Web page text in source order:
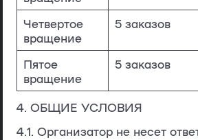
Четвертое
вращение
5 заказов
Пятое
вращение
5 заказов
4. ОБЩИЕ УСЛОВИЯ
4.1. Организатор не несет